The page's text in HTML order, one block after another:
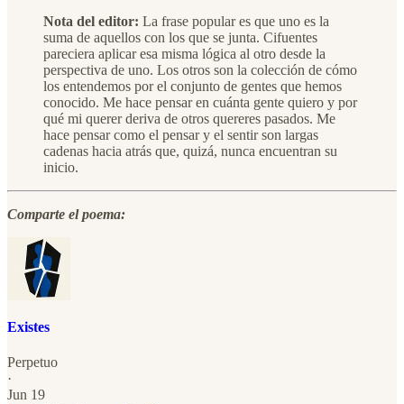
Nota del editor: La frase popular es que uno es la
suma de aquellos con los que se junta. Cifuentes
pareciera aplicar esa misma lógica al otro desde la
perspectiva de uno. Los otros son la colección de cómo
los entendemos por el conjunto de gentes que hemos
conocido. Me hace pensar en cuánta gente quiero y por
qué mi querer deriva de otros quereres pasados. Me
hace pensar como el pensar y el sentir son largas
cadenas hacia atrás que, quizá, nunca encuentran su
inicio.
Comparte el poema:
Existes
Perpetuo
·
Jun 19